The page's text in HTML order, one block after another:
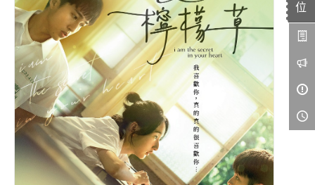
位
IMAX
4DX
VR 演唱會
GOLD CLASS
AD口述影像
LIVE演唱會
影城公告